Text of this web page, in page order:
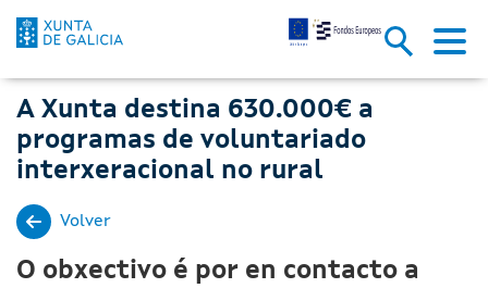
A Xunta destina 630.000€ a
Skip to Main Content
A Xunta destina 630.000€ a
programas de voluntariado
interxeracional no rural
Volver
O obxectivo é por en contacto a